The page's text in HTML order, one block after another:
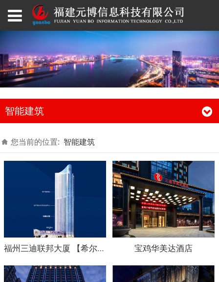
智能建筑
您当前的位置: 智能建筑
福州三迪联邦大厦 【希尔顿大酒店】 宝鸡华美达酒店